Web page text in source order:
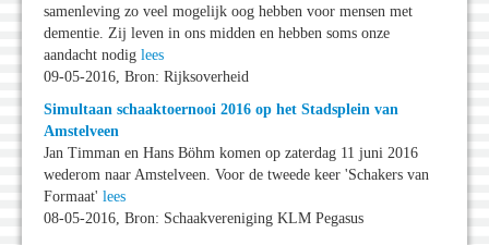
samenleving zo veel mogelijk oog hebben voor mensen met
dementie. Zij leven in ons midden en hebben soms onze
aandacht nodig lees
09-05-2016, Bron: Rijksoverheid
Simultaan schaaktoernooi 2016 op het Stadsplein van
Amstelveen
Jan Timman en Hans Böhm komen op zaterdag 11 juni 2016
wederom naar Amstelveen. Voor de tweede keer 'Schakers van
Formaat' lees
08-05-2016, Bron: Schaakvereniging KLM Pegasus